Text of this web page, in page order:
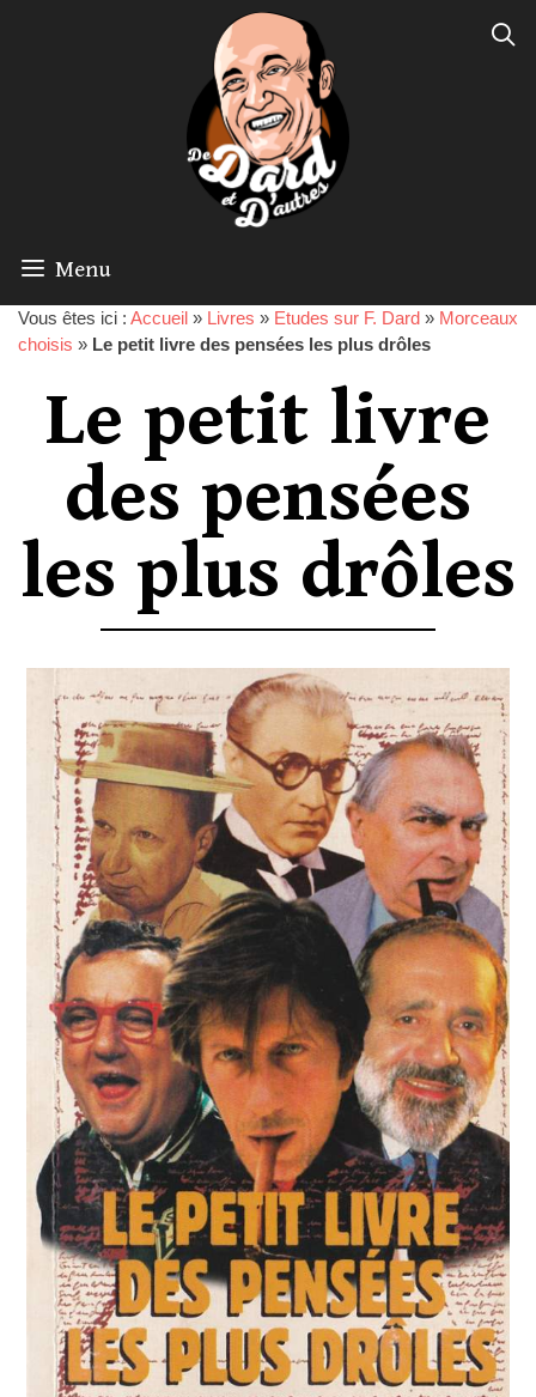
Menu
Vous êtes ici : Accueil » Livres » Etudes sur F. Dard » Morceaux
choisis » Le petit livre des pensées les plus drôles
Le petit livre
des pensées
les plus drôles